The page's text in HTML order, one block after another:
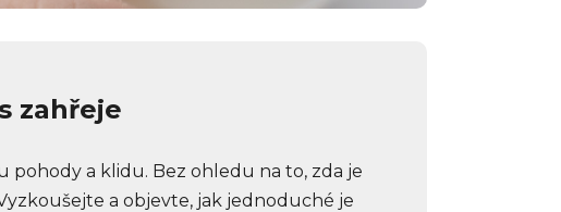
zahřeje
pohody a klidu. Bez ohledu na to, zda je
a objevte, jak jednoduché je